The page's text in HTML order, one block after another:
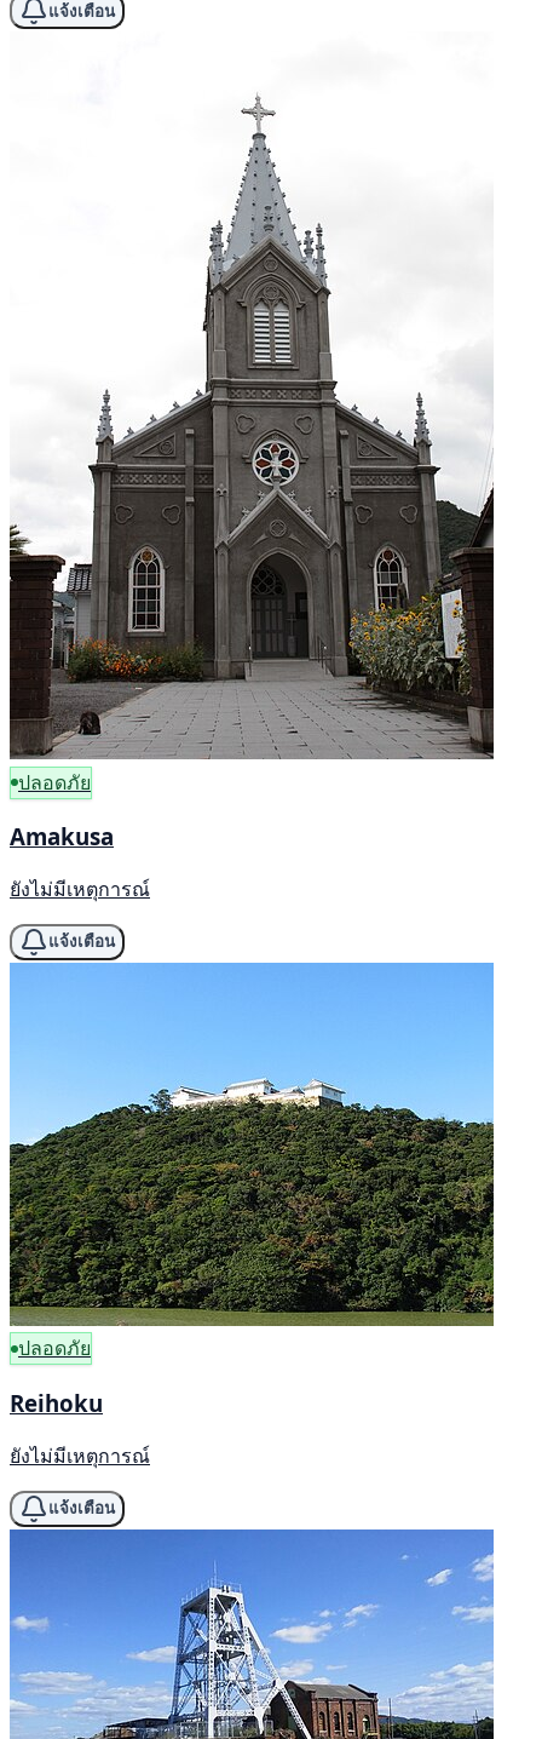
แจ้งเตือน
ปลอดภัย
Amakusa
ยังไม่มีเหตุการณ์
แจ้งเตือน
ปลอดภัย
Reihoku
ยังไม่มีเหตุการณ์
แจ้งเตือน